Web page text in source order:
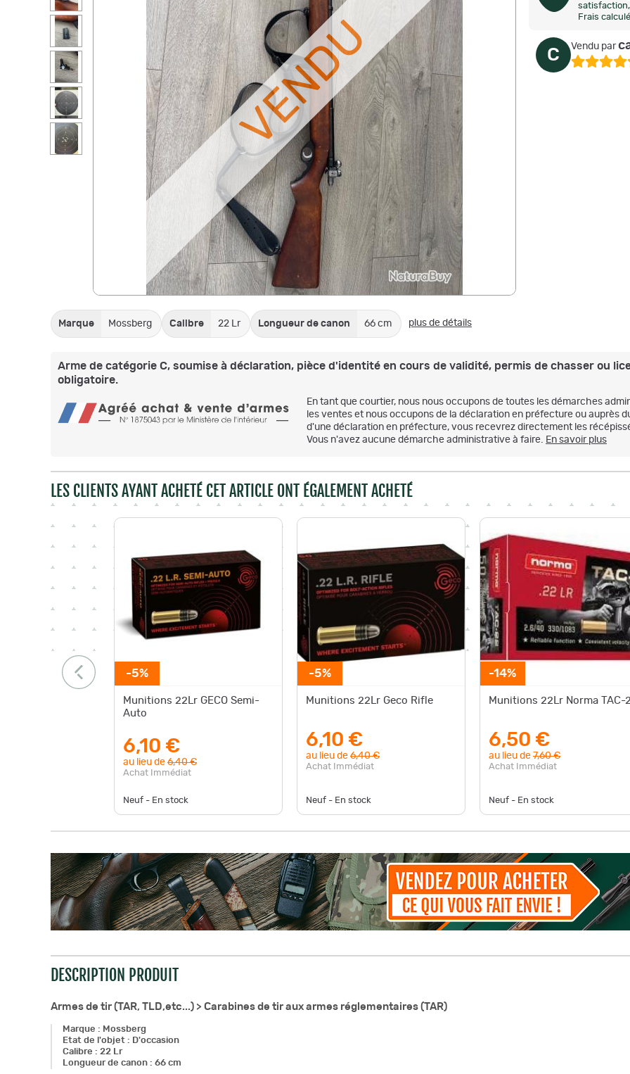
VENDU
Marque Mossberg Calibre 22 Lr Longueur de canon 66 cm plus de détails
Frais
C Vendu par
Arme de catégorie C, soumise à déclaration, pièce d'identité en cours de validité, permis de chasser ou
obligatoire.
En tant que courtier, nous nous occupons de toutes les démarches
les ventes et nous occupons de la déclaration en préfecture ou auprès
d'une déclaration en préfecture, vous recevrez directement les
Vous n'avez aucune démarche administrative à faire. En savoir plus
LES CLIENTS AYANT ACHETÉ CET ARTICLE ONT ÉGALEMENT ACHETÉ
-5%
Munitions 22Lr GECO Semi-
Auto
6,10 €
au lieu de 6,40 €
Achat Immédiat
Neuf - En stock
-5%
Munitions 22Lr Geco Rifle
6,10 €
au lieu de 6,40 €
Achat Immédiat
Neuf - En stock
-14%
Munitions 22Lr Norma TAC-
6,50 €
au lieu de 7,60 €
Achat Immédiat
Neuf - En stock
DESCRIPTION PRODUIT
Armes de tir (TAR, TLD,etc...) > Carabines de tir aux armes réglementaires (TAR)
Marque : Mossberg
Etat de l'objet : D'occasion
Calibre : 22 Lr
Longueur de canon : 66 cm